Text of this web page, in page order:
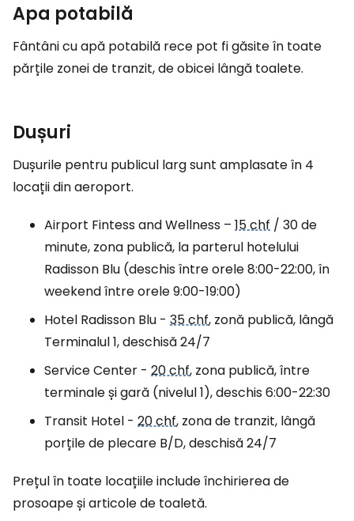
Apa potabilă
Fântâni cu apă potabilă rece pot fi găsite în toate
părțile zonei de tranzit, de obicei lângă toalete.
Dușuri
Dușurile pentru publicul larg sunt amplasate în 4
locații din aeroport.
Airport Fintess and Wellness – 15 chf / 30 de
minute, zona publică, la parterul hotelului
Radisson Blu (deschis între orele 8:00-22:00, în
weekend între orele 9:00-19:00)
Hotel Radisson Blu - 35 chf, zonă publică, lângă
Terminalul 1, deschisă 24/7
Service Center - 20 chf, zona publică, între
terminale și gară (nivelul 1), deschis 6:00-22:30
Transit Hotel - 20 chf, zona de tranzit, lângă
porțile de plecare B/D, deschisă 24/7
Prețul în toate locațiile include închirierea de
prosoape și articole de toaletă.